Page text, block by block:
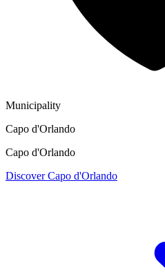
Municipality
Capo d'Orlando
Capo d'Orlando
Discover Capo d'Orlando